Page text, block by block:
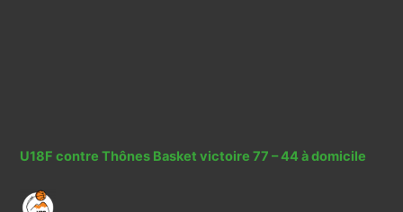
U18F contre Thônes Basket victoire 77 – 44 à domicile